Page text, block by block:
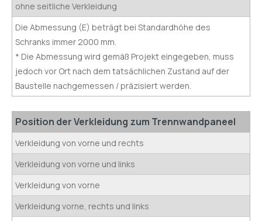
ohne seitliche Verkleidung
Die Abmessung (E) beträgt bei Standardhöhe des
Schranks immer 2000 mm.
* Die Abmessung wird gemäß Projekt eingegeben, muss
jedoch vor Ort nach dem tatsächlichen Zustand auf der
Baustelle nachgemessen / präzisiert werden.
Position der Verkleidung zum Trennwandpaneel
Verkleidung von vorne und rechts
Verkleidung von vorne und links
Verkleidung von vorne
Verkleidung vorne, rechts und links